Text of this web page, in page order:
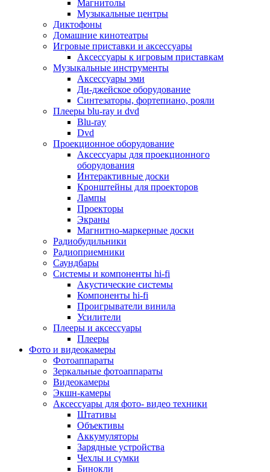
Для климатической техники
Для кофейного оборудования
Для крупной бытовой техники
Для кухонной техники
Для медицинского оборудования
Для микроволновок
Для пылесосов
Для техники по уходу за одеждой
Для техники по уходу за собой
Для фильтров воды
Дополнительные принадлежности
Телевизоры и аксессуары
Телевизоры
Аксессуары для телевизоров
Комплекты спутникового тв
Кронштейны и подставки для тв
Приставки smart box
Прочие аксессуары для тв
Пульты ду
Тв антенны
Цифровые тв ресиверы
Профессиональные панели
Смартфоны и планшеты
Смартфоны
Планшетные устройства
Смарт-часы
Сотовые телефоны
Планшеты для рисования
Электронные книги
Аксессуары для смартфонов и планшетов
Внешние аккумуляторы
Гарнитуры для телефонов
Держатели и подставки
Док станции
Зарядные устройства
Защитные стекла для смартфонов
Кабели и шлейфы
Моноподы
Пленки для планшетов
Прочие аксессуары для телефонов
Стилусы
Трекеры
Чехлы для планшетов
Магнитолы
Музыкальные центры
Диктофоны
Домашние кинотеатры
Игровые приставки и аксессуары
Аксессуары к игровым приставкам
Музыкальные инструменты
Аксессуары эми
Ди-джейское оборудование
Синтезаторы, фортепиано, рояли
Плееры blu-ray и dvd
Blu-ray
Dvd
Проекционное оборудование
Аксессуары для проекционного
оборудования
Интерактивные доски
Кронштейны для проекторов
Лампы
Проекторы
Экраны
Магнитно-маркерные доски
Радиобудильники
Радиоприемники
Саундбары
Системы и компоненты hi-fi
Акустические системы
Компоненты hi-fi
Проигрыватели винила
Усилители
Плееры и аксессуары
Плееры
Фото и видеокамеры
Фотоаппараты
Зеркальные фотоаппараты
Видеокамеры
Экшн-камеры
Аксессуары для фото- видео техники
Штативы
Объективы
Аккумуляторы
Зарядные устройства
Чехлы и сумки
Бинокли